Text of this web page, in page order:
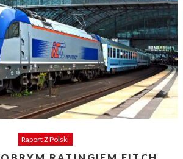
Raport Z Polski